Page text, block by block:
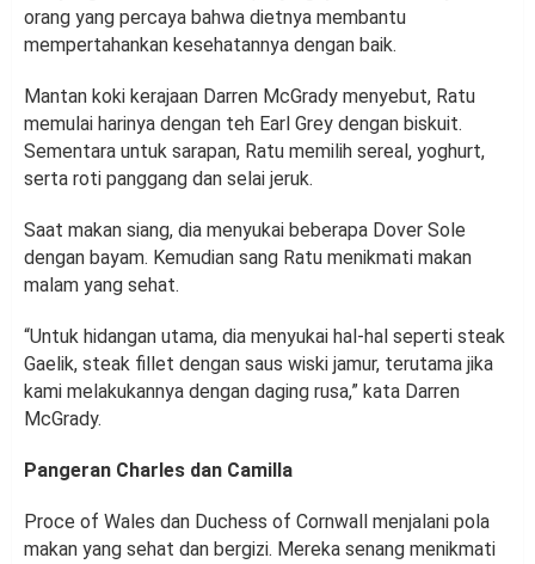
orang yang percaya bahwa dietnya membantu
mempertahankan kesehatannya dengan baik.
Mantan koki kerajaan Darren McGrady menyebut, Ratu
memulai harinya dengan teh Earl Grey dengan biskuit.
Sementara untuk sarapan, Ratu memilih sereal, yoghurt,
serta roti panggang dan selai jeruk.
Saat makan siang, dia menyukai beberapa Dover Sole
dengan bayam. Kemudian sang Ratu menikmati makan
malam yang sehat.
“Untuk hidangan utama, dia menyukai hal-hal seperti steak
Gaelik, steak fillet dengan saus wiski jamur, terutama jika
kami melakukannya dengan daging rusa,” kata Darren
McGrady.
Pangeran Charles dan Camilla
Proce of Wales dan Duchess of Cornwall menjalani pola
makan yang sehat dan bergizi. Mereka senang menikmati